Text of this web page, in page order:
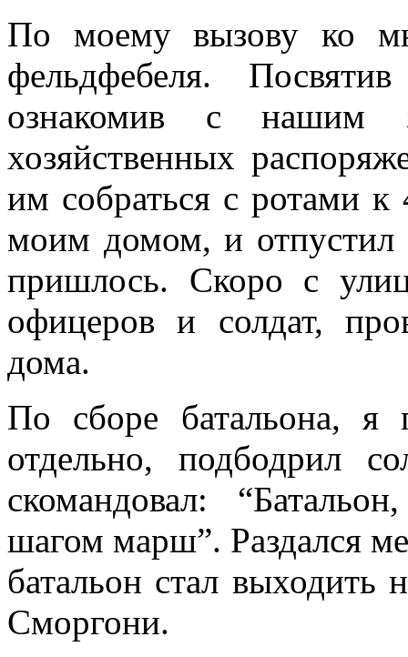
По моему вызову ко
фельдфебеля.
ознакомив с нашим
хозяйственных
им собраться с ротами к
моим домом, и отпустил
пришлось. Скоро с
офицеров и солдат,
дома.
По сборе батальона, я
отдельно, подбодрил
скомандовал:
шагом марш”. Раздался
батальон стал
Сморгони.